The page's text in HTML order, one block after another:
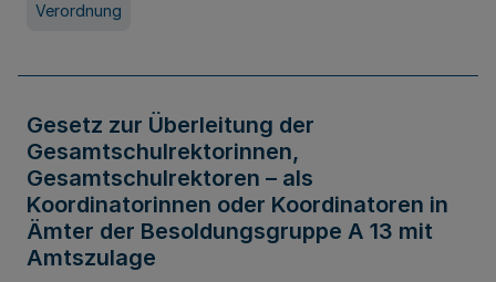
Verordnung
Gesetz zur Überleitung der
Gesamtschulrektorinnen,
Gesamtschulrektoren – als
Koordinatorinnen oder Koordinatoren in
Ämter der Besoldungsgruppe A 13 mit
Amtszulage